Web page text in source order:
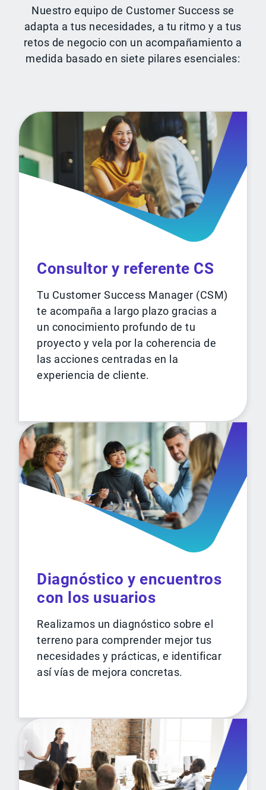
Nuestro equipo de Customer Success se
adapta a tus necesidades, a tu ritmo y a tus
retos de negocio con un acompañamiento a
medida basado en siete pilares esenciales:
Consultor y referente CS
Tu Customer Success Manager (CSM)
te acompaña a largo plazo gracias a
un conocimiento profundo de tu
proyecto y vela por la coherencia de
las acciones centradas en la
experiencia de cliente.
Diagnóstico y encuentros
con los usuarios
Realizamos un diagnóstico sobre el
terreno para comprender mejor tus
necesidades y prácticas, e identificar
así vías de mejora concretas.